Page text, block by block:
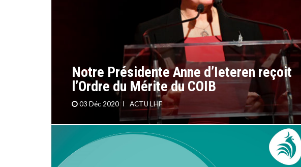
Notre Présidente Anne d’Ieteren reçoit
l’Ordre du Mérite du COIB
03 Déc 2020 ACTU LHF